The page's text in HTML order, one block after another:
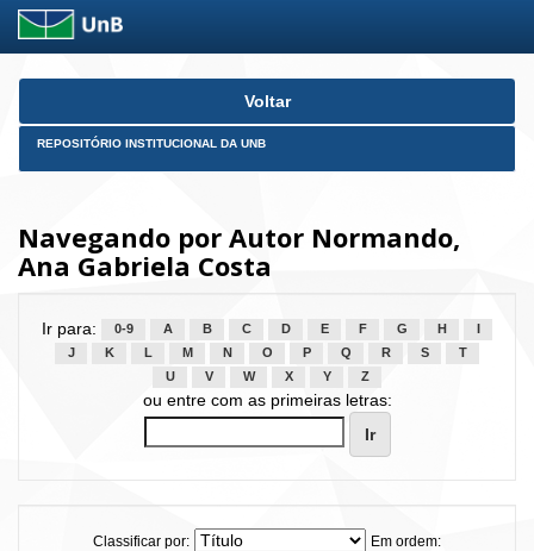
Skip
Voltar
REPOSITÓRIO INSTITUCIONAL DA UNB
Navegando por Autor Normando,
Ana Gabriela Costa
Ir para: 0-9 A B C D E F G H
J
K L M N O P Q R S
T
U
V W X Y Z
ou entre com as primeiras letras:
Classificar por:
Em ordem: